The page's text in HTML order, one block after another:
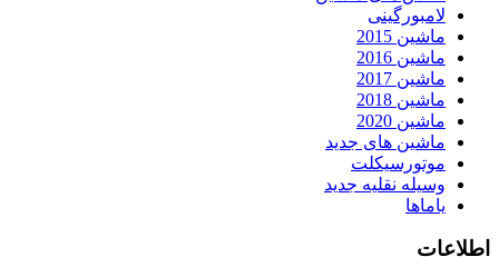
لامبورگینی
ماشین 2015
ماشین 2016
ماشین 2017
ماشین 2018
ماشین 2020
ماشین های جدید
موتورسیکلت
وسیله نقلیه جدید
یاماها
اطلاعات